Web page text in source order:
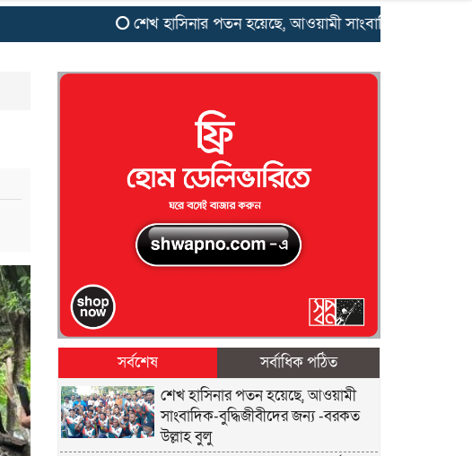
শেখ হাসিনার পতন হয়েছে, আওয়ামী সাংবাদিক-বুদ্ধিজীবীদের
সর্বশেষ
সর্বাধিক পঠিত
শেখ হাসিনার পতন হয়েছে, আওয়ামী
সাংবাদিক-বুদ্ধিজীবীদের জন্য -বরকত
উল্লাহ বুলু